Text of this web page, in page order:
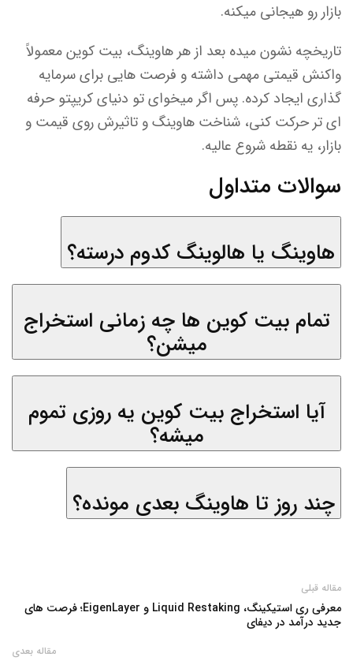
بازار رو هیجانی میکنه.
تاریخچه نشون میده بعد از هر هاوینگ، بیت کوین معمولاً
واکنش قیمتی مهمی داشته و فرصت هایی برای سرمایه
گذاری ایجاد کرده. پس اگر میخوای تو دنیای کریپتو حرفه
ای تر حرکت کنی، شناخت هاوینگ و تاثیرش روی قیمت و
بازار، یه نقطه شروع عالیه.
سوالات متداول
هاوینگ یا هالوینگ کدوم درسته؟
تمام بیت کوین ها چه زمانی استخراج
میشن؟
آیا استخراج بیت کوین یه روزی تموم
میشه؟
چند روز تا هاوینگ بعدی مونده؟
مقاله قبلی
معرفی ری استیکینگ، Liquid Restaking و EigenLayer؛ فرصت های
جدید درآمد در دیفای
مقاله بعدی